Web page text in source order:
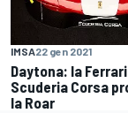
IMSA22 gen 2021
Daytona: la
Scuderia Corsa
la Roar